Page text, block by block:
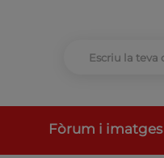
Fòrum i imatges